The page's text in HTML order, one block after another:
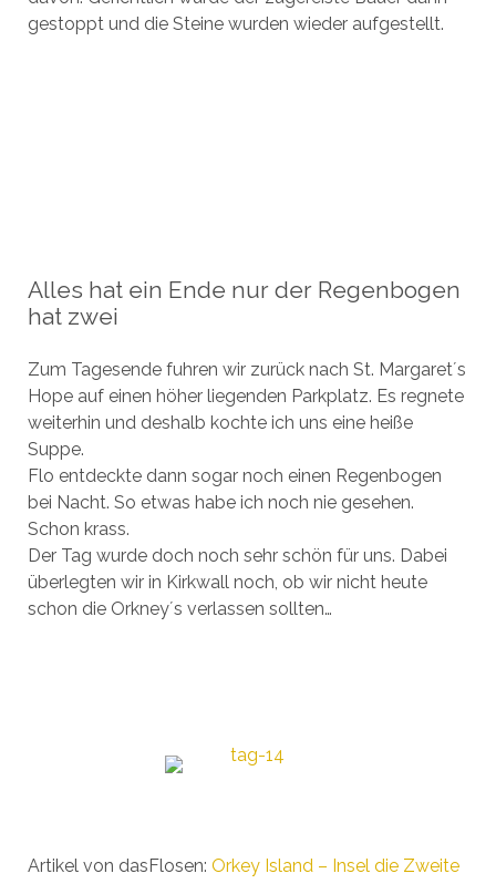
gestoppt und die Steine wurden wieder aufgestellt.
Alles hat ein Ende nur der Regenbogen
hat zwei
Zum Tagesende fuhren wir zurück nach St. Margaret´s
Hope auf einen höher liegenden Parkplatz. Es regnete
weiterhin und deshalb kochte ich uns eine heiße
Suppe.
Flo entdeckte dann sogar noch einen Regenbogen
bei Nacht. So etwas habe ich noch nie gesehen.
Schon krass.
Der Tag wurde doch noch sehr schön für uns. Dabei
überlegten wir in Kirkwall noch, ob wir nicht heute
schon die Orkney´s verlassen sollten…
Artikel von dasFlosen: Orkey Island – Insel die Zweite